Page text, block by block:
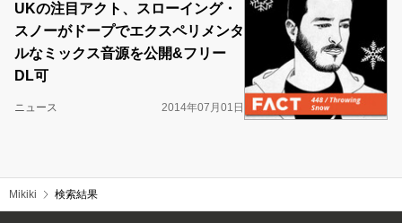
UKの注目アクト、スローイング・
スノーがドープでエクスペリメンタ
ルなミックス音源を公開&フリー
DL可
ニュース 2014年07月01日
Mikiki 検索結果